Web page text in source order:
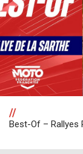
//
Best-Of – Rallyes